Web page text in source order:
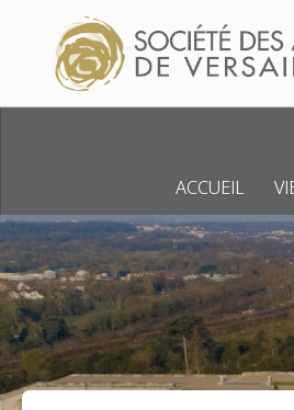
Skip to content
ACCUEIL